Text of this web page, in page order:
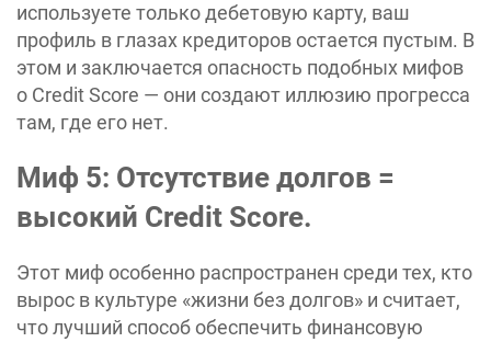
используете только дебетовую карту, ваш
профиль в глазах кредиторов остается пустым. В
этом и заключается опасность подобных мифов
о Credit Score — они создают иллюзию прогресса
там, где его нет.
Миф 5: Отсутствие долгов =
высокий Credit Score.
Этот миф особенно распространен среди тех, кто
вырос в культуре «‎жизни без долгов» и считает,
что лучший способ обеспечить финансовую